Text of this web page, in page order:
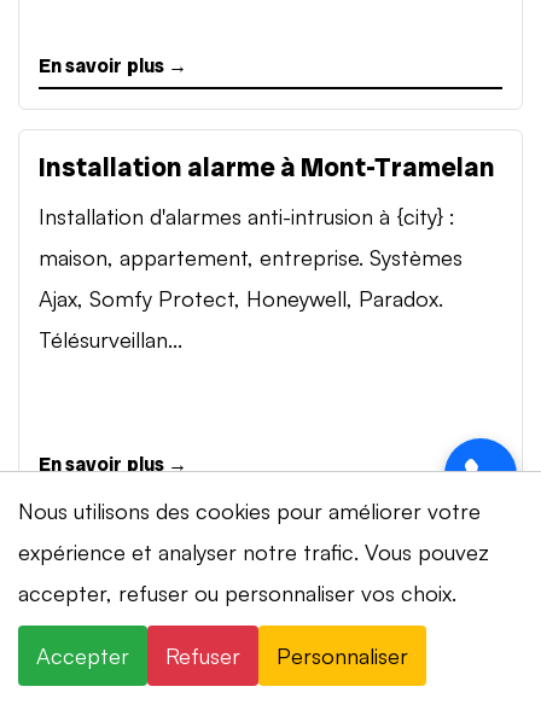
En savoir plus →
Installation alarme à Mont-Tramelan
Installation d'alarmes anti-intrusion à {city} :
maison, appartement, entreprise. Systèmes
Ajax, Somfy Protect, Honeywell, Paradox.
Télésurveillan...
En savoir plus →
Vidéosurveillance à Mont-Tramelan
Installation de systèmes de vidéosurveillance à
{city} : caméras IP 4K, visionnage smartphone,
Nous utilisons des cookies pour améliorer votre
expérience et analyser notre trafic. Vous pouvez
accepter, refuser ou personnaliser vos choix.
Accepter Refuser Personnaliser
⚡ Intervention en 20 min· 24h/24 · 7j/7 ·
Devis gratuit
+41 78 319 32 82
WhatsApp